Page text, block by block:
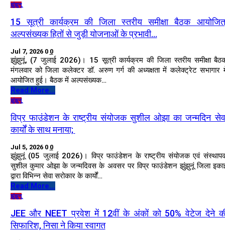
झुंझुनू
15 सूत्री कार्यक्रम की जिला स्तरीय समीक्षा बैठक
अल्पसंख्यक हितों से जुड़ी योजनाओं के प्रभावी…
Jul 7, 2026 0 0
झुंझुनूं, (7 जुलाई 2026)। 15 सूत्री कार्यक्रम की जिला स्तरीय समीक्षा
मंगलवार को जिला कलेक्टर डॉ. अरुण गर्ग की अध्यक्षता में कलेक्ट्रेट सभागार
आयोजित हुई। बैठक में अल्पसंख्यक…
Read More...
झुंझुनू
विप्र फाउंडेशन के राष्ट्रीय संयोजक सुशील ओझा का जन्मदिन
कार्यों के साथ मनाया;
Jul 5, 2026 0 0
झुंझुनूं (05 जुलाई 2026)। विप्र फाउंडेशन के राष्ट्रीय संयोजक एवं
सुशील कुमार ओझा के जन्मदिवस के अवसर पर विप्र फाउंडेशन झुंझुनूं जिला
द्वारा विभिन्न सेवा सरोकार के कार्यों…
Read More...
झुंझुनू
JEE और NEET प्रवेश में 12वीं के अंकों को 50% वेटेज देने
सिफारिश, निसा ने किया स्वागत